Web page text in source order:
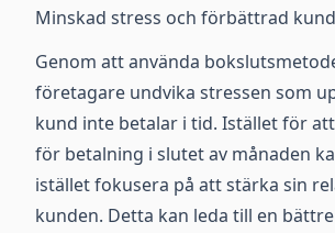
Minskad stress och förbättrad
Genom att använda
företagare undvika stressen som
kund inte betalar i tid. Istället för
för betalning i slutet av månaden
istället fokusera på att stärka sin
kunden. Detta kan leda till en